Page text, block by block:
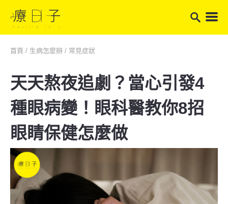
首頁 / 生病怎麼辦 / 常見症狀
天天熬夜追劇？當心引發4
種眼病變！眼科醫教你8招
眼睛保健怎麼做